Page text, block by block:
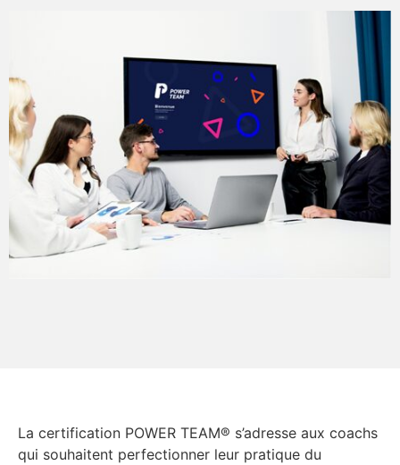
La certification POWER TEAM® s’adresse aux coachs
qui souhaitent perfectionner leur pratique du